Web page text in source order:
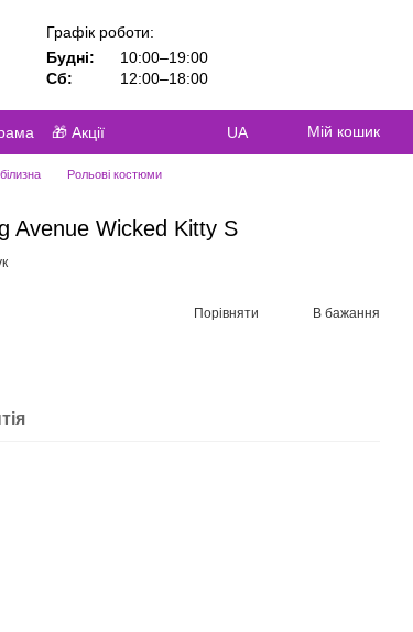
Графік роботи:
Будні:
10:00–19:00
Сб:
12:00–18:00
🎁 Акції
UA Мій кошик
Рольові костюми
Avenue Wicked Kitty S
Порівняти В бажання